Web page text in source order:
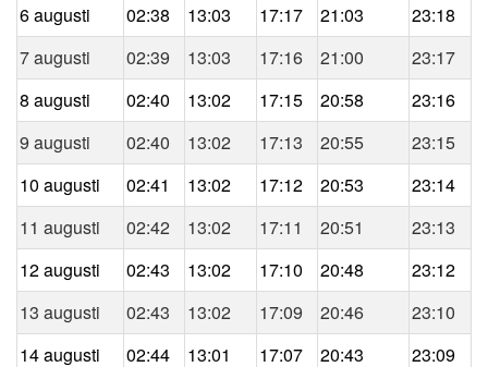
6 augusti
02:38 13:03 17:17 21:03
23:18
7 augusti
02:39 13:03 17:16 21:00
23:17
8 augusti
02:40 13:02 17:15 20:58
23:16
9 augusti
02:40 13:02 17:13 20:55
23:15
10 augusti
02:41 13:02 17:12 20:53
23:14
11 augusti
02:42 13:02 17:11 20:51
23:13
12 augusti
02:43 13:02 17:10 20:48
23:12
13 augusti
02:43 13:02 17:09 20:46
23:10
14 augusti
02:44 13:01 17:07 20:43 23:09